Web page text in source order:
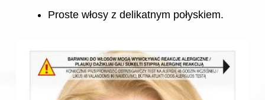
Proste włosy z delikatnym połyskiem.